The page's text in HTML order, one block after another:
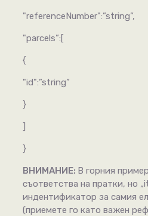
"referenceNumber":”string”,
"parcels”:[
{
"id":”string”
}
]
}
ВНИМАНИЕ: В горния
съответства на пратки, но
индентификатор за самия
(приемете го като важен